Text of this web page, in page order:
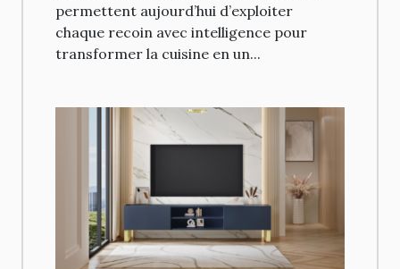
permettent aujourd’hui d’exploiter
chaque recoin avec intelligence pour
transformer la cuisine en un...